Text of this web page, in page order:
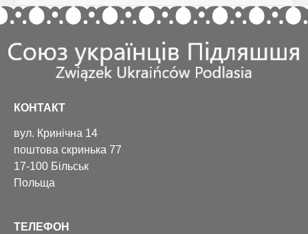
КОНТАКТ
вул. Кринічна 14
поштова скринька 77
17-100 Більськ
Польща
ТЕЛЕФОН